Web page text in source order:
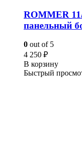
ROMMER
панельный
0 out of 5
4 250 ₽
В корзину
Быстрый